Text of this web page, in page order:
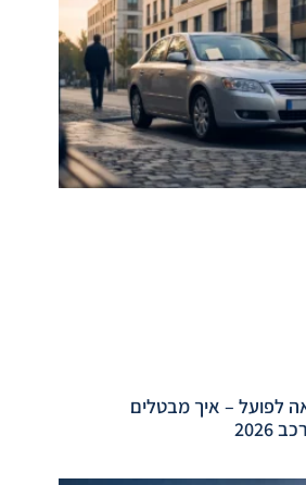
לפועל – איך מבטלים